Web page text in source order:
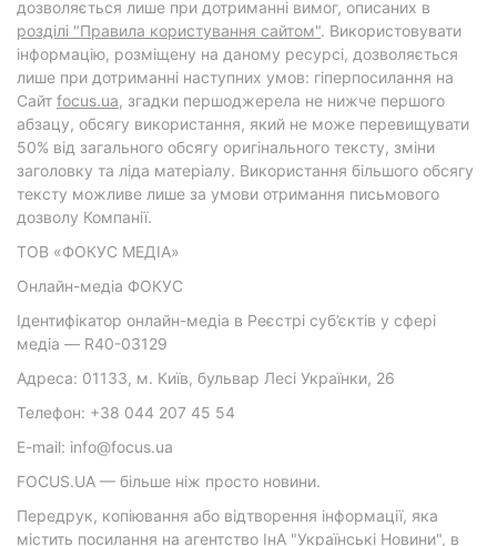
дозволяється лише при дотриманні вимог, описаних в
розділі "Правила користування сайтом". Використовувати
інформацію, розміщену на даному ресурсі, дозволяється
лише при дотриманні наступних умов: гіперпосилання на
Cайт focus.ua, згадки першоджерела не нижче першого
абзацу, обсягу використання, який не може перевищувати
50% від загального обсягу оригінального тексту, зміни
заголовку та ліда матеріалу. Використання більшого обсягу
тексту можливе лише за умови отримання письмового
дозволу Компанії.
ТОВ «ФОКУС МЕДІА»
Онлайн-медіа ФОКУС
Ідентифікатор онлайн-медіа в Реєстрі суб’єктів у сфері
медіа — R40-03129
Адреса: 01133, м. Київ, бульвар Лесі Українки, 26
Телефон: +38 044 207 45 54
E-mail: info@focus.ua
FOCUS.UA — більше ніж просто новини.
Передрук, копіювання або відтворення інформації, яка
містить посилання на агентство ІнА "Українські Новини", в